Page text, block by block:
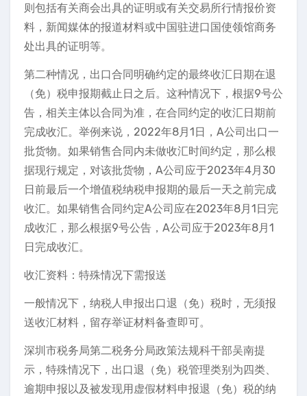
则包括有关商会出具的证明或有关交易所行情报价资
料，新闻媒体的报道材料或中国驻进口国使领馆商务
处出具的证明等。
第二种情况，出口合同明确约定的最终收汇日期在退
（免）税申报期截止日之后。这种情况下，根据9号公
告，相关主体以合同为准，在合同约定的收汇日期前
完成收汇。举例来说，2022年8月1日，A公司出口一
批货物。如果销售合同内未做收汇时间约定，那么根
据现行规定，对该批货物，A公司应于2023年4月30
日前最后一个增值税纳税申报期的最后一天之前完成
收汇。如果销售合同约定A公司应在2023年8月1日完
成收汇，那么根据9号公告，A公司应于2023年8月1
日完成收汇。
收汇资料：特殊情况下需报送
一般情况下，纳税人申报出口退（免）税时，无须报
送收汇材料，留存举证材料备查即可。
深圳市税务局第二税务分局政策法规科干部吴南提
示，特殊情况下，出口退（免）税管理类别为四类、
逾期申报以及被发现用虚假材料申报退（免）税的纳